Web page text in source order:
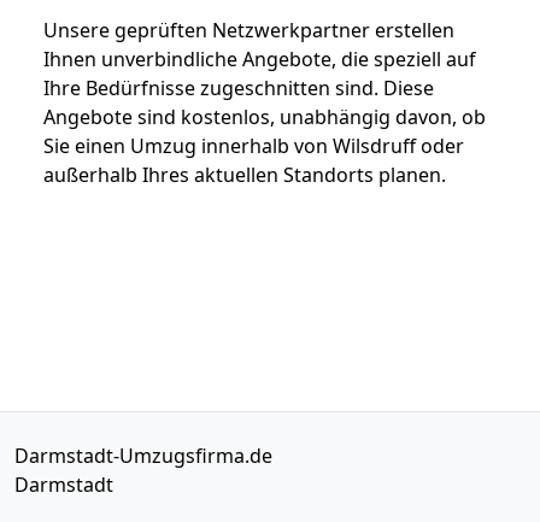
Unsere geprüften Netzwerkpartner erstellen
Ihnen unverbindliche Angebote, die speziell auf
Ihre Bedürfnisse zugeschnitten sind. Diese
Angebote sind kostenlos, unabhängig davon, ob
Sie einen Umzug innerhalb von Wilsdruff oder
außerhalb Ihres aktuellen Standorts planen.
Darmstadt-Umzugsfirma.de
Darmstadt